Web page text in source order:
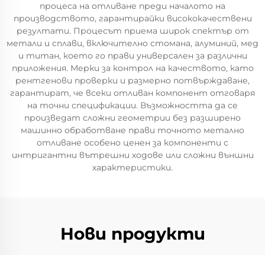
процеса на отливане преди началото на
производството, гарантирайки висококачествени
резултати. Процесът приема широк спектър от
метали и сплави, включително стомана, алуминий, мед
и титан, което го прави универсален за различни
приложения. Мерки за контрол на качеството, като
рентгенови проверки и размерно потвърждаване,
гарантират, че всеки отливан компонент отговаря
на точни спецификации. Възможността да се
произведат сложни геометрии без разширено
машинно обработване прави точното метално
отливане особено ценен за компоненти с
интригантни вътрешни ходове или сложни външни
характеристики.
Нови продукти